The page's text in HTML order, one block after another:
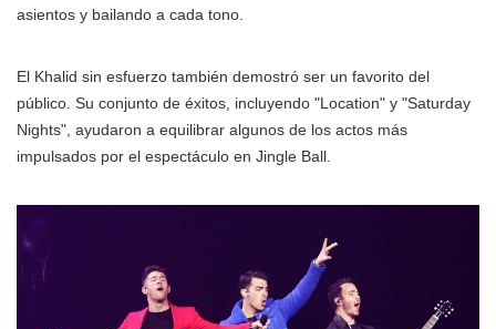
asientos y bailando a cada tono.
El Khalid sin esfuerzo también demostró ser un favorito del
público. Su conjunto de éxitos, incluyendo "Location" y "Saturday
Nights", ayudaron a equilibrar algunos de los actos más
impulsados por el espectáculo en Jingle Ball.